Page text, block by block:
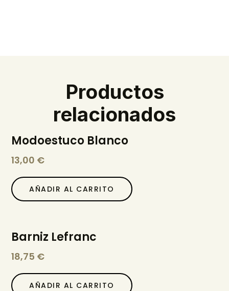
Productos
relacionados
Modoestuco Blanco
13,00 €
AÑADIR AL CARRITO
Barniz Lefranc
18,75 €
AÑADIR AL CARRITO